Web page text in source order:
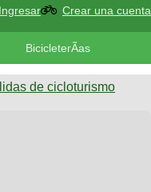
Ingresar Crear una cuenta
BicicleterÃ­as
de cicloturismo